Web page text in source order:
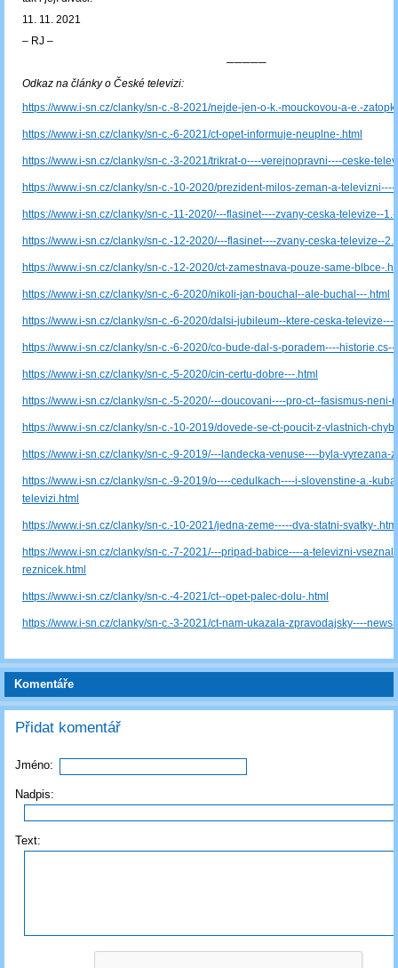
11. 11. 2021
‒ RJ ‒
─────
Odkaz na články o České televizi:
https://www.i-sn.cz/clanky/sn-c.-8-2021/nejde-jen-o-k.-mouckovou-a-e.-
https://www.i-sn.cz/clanky/sn-c.-6-2021/ct-opet-informuje-neuplne-.html
https://www.i-sn.cz/clanky/sn-c.-3-2021/trikrat-o----verejnopravni----ceske-
https://www.i-sn.cz/clanky/sn-c.-10-2020/prezident-milos-zeman-a-
https://www.i-sn.cz/clanky/sn-c.-11-2020/---flasinet----zvany-ceska-televize--
https://www.i-sn.cz/clanky/sn-c.-12-2020/---flasinet----zvany-ceska-televize--
https://www.i-sn.cz/clanky/sn-c.-12-2020/ct-zamestnava-pouze-same-blbce-
https://www.i-sn.cz/clanky/sn-c.-6-2020/nikoli-jan-bouchal--ale-buchal---.html
https://www.i-sn.cz/clanky/sn-c.-6-2020/dalsi-jubileum--ktere-ceska-
https://www.i-sn.cz/clanky/sn-c.-6-2020/co-bude-dal-s-poradem----
https://www.i-sn.cz/clanky/sn-c.-5-2020/cin-certu-dobre---.html
https://www.i-sn.cz/clanky/sn-c.-5-2020/---doucovani----pro-ct--fasismus-neni-
https://www.i-sn.cz/clanky/sn-c.-10-2019/dovede-se-ct-poucit-z-vlastnich-
https://www.i-sn.cz/clanky/sn-c.-9-2019/---landecka-venuse----byla-vyrezana-
https://www.i-sn.cz/clanky/sn-c.-9-2019/o----cedulkach----i-slovenstine-a.-
televizi.html
https://www.i-sn.cz/clanky/sn-c.-10-2021/jedna-zeme-----dva-statni-svatky-
https://www.i-sn.cz/clanky/sn-c.-7-2021/---pripad-babice----a-televizni-
reznicek.html
https://www.i-sn.cz/clanky/sn-c.-4-2021/ct--opet-palec-dolu-.html
https://www.i-sn.cz/clanky/sn-c.-3-2021/ct-nam-ukazala-zpravodajsky----
Komentáře
Přidat komentář
Jméno:
Nadpis:
Text: